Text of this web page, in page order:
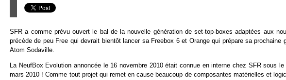
SFR a comme prévu ouvert le bal de la nouvelle génération de set-top-boxes adaptées aux
précède de peu Free qui devrait bientôt lancer sa Freebox 6 et Orange qui prépare sa
Atom Sodaville.
La NeufBox Evolution annoncée le 16 novembre 2010 était connue en interne chez SFR sous
mars 2010 ! Comme tout projet qui remet en cause beaucoup de composantes matérielles et